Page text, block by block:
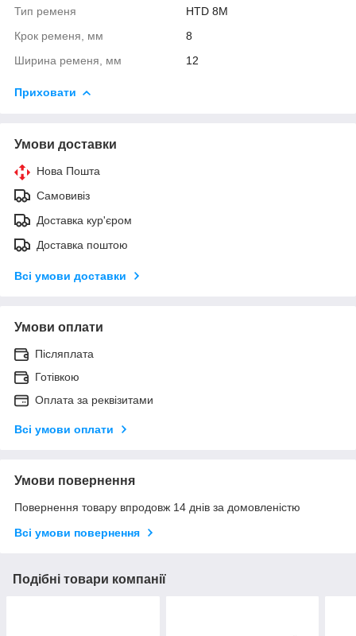
Тип ременя
HTD 8M
Крок ременя, мм
8
Ширина ременя, мм
12
Приховати
Умови доставки
Нова Пошта
Самовивіз
Доставка кур'єром
Доставка поштою
Всі умови доставки
Умови оплати
Післяплата
Готівкою
Оплата за реквізитами
Всі умови оплати
Умови повернення
Повернення товару впродовж 14 днів за домовленістю
Всі умови повернення
Подібні товари компанії